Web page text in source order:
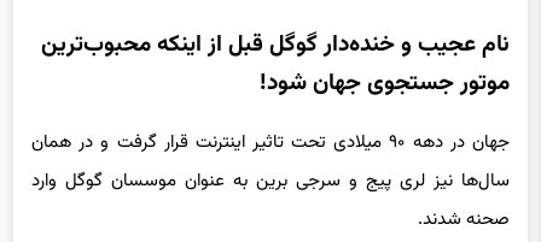
نام عجیب و خنده‌دار گوگل قبل از اینکه محبوب‌ترین
موتور جستجوی جهان شود!
جهان در دهه ۹۰ میلادی تحت تاثیر اینترنت قرار گرفت و در همان
سال‌ها نیز لری پیج و سرجی برین به عنوان موسسان گوگل وارد
صحنه شدند.